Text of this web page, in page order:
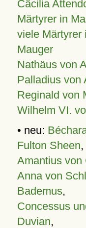
Cäcilia
Märtyrer in
viele Märtyrer
Mauger
Nathäus von
Palladius von
Reginald von
Wilhelm VI.
• neu:
Fulton Sheen,
Amantius von
Anna von
Bademus,
Concessus
Duvian,